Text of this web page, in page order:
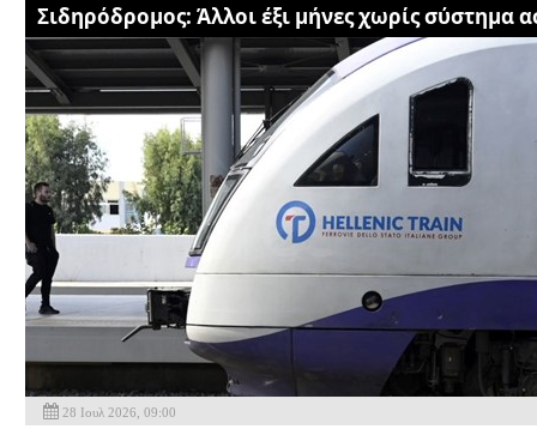
Σιδηρόδρομος: Άλλοι έξι μήνες χωρίς σύστημα
28 Ιουλ 2026, 09:00